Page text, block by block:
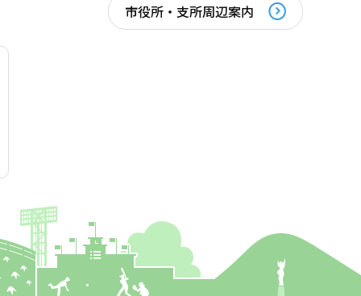
市役所・支所周辺案内